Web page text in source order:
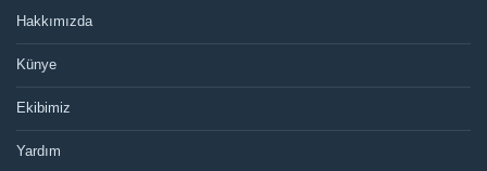
Hakkımızda
Künye
Ekibimiz
Yardım